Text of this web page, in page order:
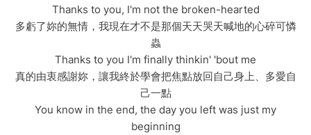
Thanks to you, I'm not the broken-hearted
多虧了妳的無情，我現在才不是那個天天哭天喊地的心碎可憐
蟲
Thanks to you I'm finally thinkin' 'bout me
真的由衷感謝妳，讓我終於學會把焦點放回自己身上、多愛自
己一點
You know in the end, the day you left was just my
beginning